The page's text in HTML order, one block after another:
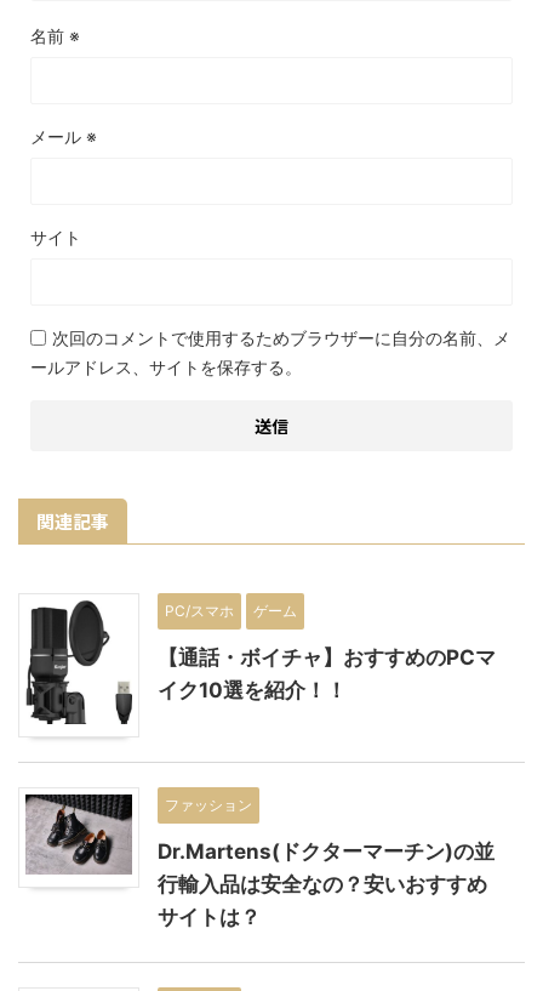
名前 ※
メール ※
サイト
次回のコメントで使用するためブラウザーに自分の名前、メ
ールアドレス、サイトを保存する。
関連記事
PC/スマホ ゲーム
【通話・ボイチャ】おすすめのPCマ
イク10選を紹介！！
ファッション
Dr.Martens(ドクターマーチン)の並
行輸入品は安全なの？安いおすすめ
サイトは？